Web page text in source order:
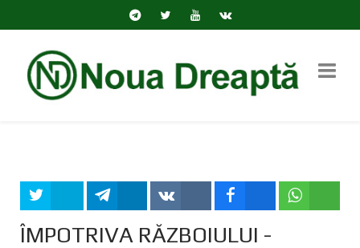
Tweet Share
ÎMPOTRIVA RĂZBOIULUI -